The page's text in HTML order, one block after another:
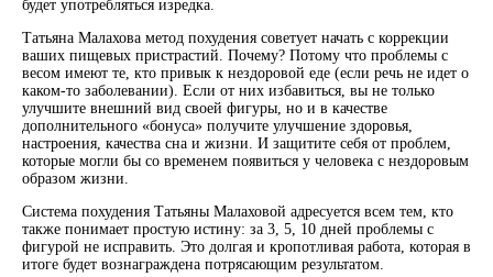
будет употребляться изредка.
Татьяна Малахова метод похудения советует начать с коррекции
ваших пищевых пристрастий. Почему? Потому что проблемы с
весом имеют те, кто привык к нездоровой еде (если речь не идет о
каком-то заболевании). Если от них избавиться, вы не только
улучшите внешний вид своей фигуры, но и в качестве
дополнительного «бонуса» получите улучшение здоровья,
настроения, качества сна и жизни. И защитите себя от проблем,
которые могли бы со временем появиться у человека с нездоровым
образом жизни.
Система похудения Татьяны Малаховой адресуется всем тем, кто
также понимает простую истину: за 3, 5, 10 дней проблемы с
фигурой не исправить. Это долгая и кропотливая работа, которая в
итоге будет вознаграждена потрясающим результатом.